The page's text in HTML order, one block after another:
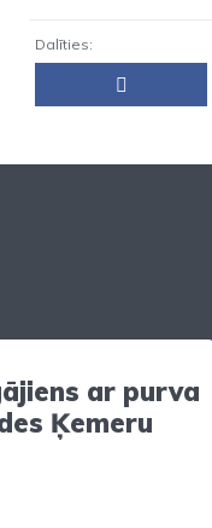
Dalīties:
ar purva
Ķemeru